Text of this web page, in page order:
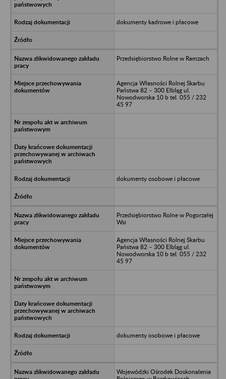
dokumenty kadrowe i płacowe
Przedsiębiorstwo Rolne w Ramzach
Agencja Własności Rolnej Skarbu
Państwa 82 – 300 Elbląg ul.
Nowodworska 10 b tel. 055 / 232
45 97
dokumenty osobowe i płacowe
Przedsiębiorstwo Rolne w Pogorzałej
Wsi
Agencja Własności Rolnej Skarbu
Państwa 82 – 300 Elbląg ul.
Nowodworska 10 b tel. 055 / 232
45 97
dokumenty osobowe i płacowe
Wojewódzki Ośrodek Doskonalenia